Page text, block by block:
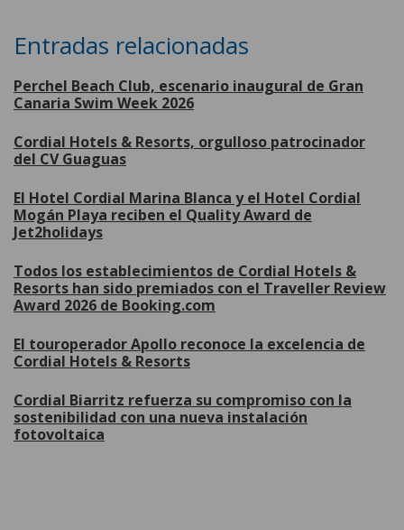
Entradas relacionadas
Perchel Beach Club, escenario inaugural de Gran
Canaria Swim Week 2026
Cordial Hotels & Resorts, orgulloso patrocinador
del CV Guaguas
El Hotel Cordial Marina Blanca y el Hotel Cordial
Mogán Playa reciben el Quality Award de
Jet2holidays
Todos los establecimientos de Cordial Hotels &
Resorts han sido premiados con el Traveller Review
Award 2026 de Booking.com
El touroperador Apollo reconoce la excelencia de
Cordial Hotels & Resorts
Cordial Biarritz refuerza su compromiso con la
sostenibilidad con una nueva instalación
fotovoltaica